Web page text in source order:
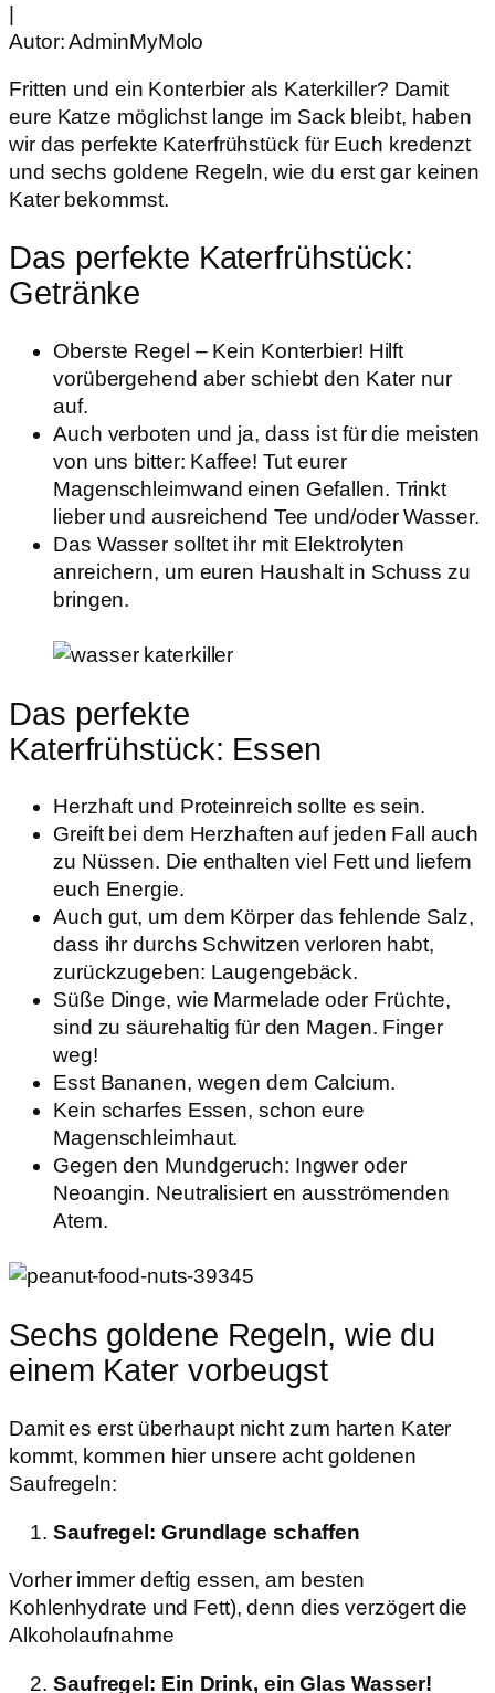
Autor:AdminMyMolo
Fritten und ein Konterbier als Katerkiller? Damit
eure Katze möglichst lange im Sack bleibt, haben
wir das perfekte Katerfrühstück für Euch kredenzt
und sechs goldene Regeln, wie du erst gar keinen
Kater bekommst.
Das perfekte Katerfrühstück:
Getränke
Oberste Regel – Kein Konterbier! Hilft
vorübergehend aber schiebt den Kater nur
auf.
Auch verboten und ja, dass ist für die meisten
von uns bitter: Kaffee! Tut eurer
Magenschleimwand einen Gefallen. Trinkt
lieber und ausreichend Tee und/oder Wasser.
Das Wasser solltet ihr mit Elektrolyten
anreichern, um euren Haushalt in Schuss zu
bringen.
Das perfekte
Katerfrühstück: Essen
Herzhaft und Proteinreich sollte es sein.
Greift bei dem Herzhaften auf jeden Fall auch
zu Nüssen. Die enthalten viel Fett und liefern
euch Energie.
Auch gut, um dem Körper das fehlende Salz,
dass ihr durchs Schwitzen verloren habt,
zurückzugeben: Laugengebäck.
Süße Dinge, wie Marmelade oder Früchte,
sind zu säurehaltig für den Magen. Finger
weg!
Esst Bananen, wegen dem Calcium.
Kein scharfes Essen, schon eure
Magenschleimhaut.
Gegen den Mundgeruch: Ingwer oder
Neoangin. Neutralisiert en ausströmenden
Atem.
Sechs goldene Regeln, wie du
einem Kater vorbeugst
Damit es erst überhaupt nicht zum harten Kater
kommt, kommen hier unsere acht goldenen
Saufregeln:
Saufregel: Grundlage schaffen
Vorher immer deftig essen, am besten
Kohlenhydrate und Fett), denn dies verzögert die
Alkoholaufnahme
Saufregel: Ein Drink, ein Glas Wasser!